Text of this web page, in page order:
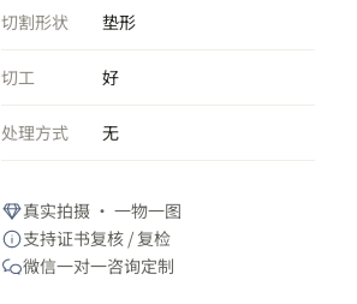
切割形状 垫形
切工 好
处理方式 无
真实拍摄 · 一物一图
支持证书复核 / 复检
微信一对一咨询定制